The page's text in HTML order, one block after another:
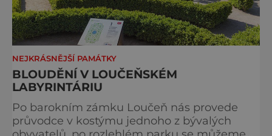
NEJKRÁSNĚJŠÍ PAMÁTKY
BLOUDĚNÍ V LOUČEŇSKÉM
LABYRINTÁRIU
Po barokním zámku Loučeň nás provede
průvodce v kostýmu jednoho z bývalých